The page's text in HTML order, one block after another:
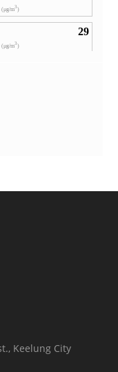
Keelung City